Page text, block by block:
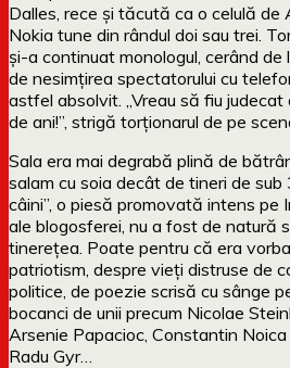
Dalles, rece și tăcută ca o celulă de
Nokia tune din rândul doi sau trei.
și-a continuat monologul, cerând de
de nesimțirea spectatorului cu
astfel absolvit. „Vreau să fiu
de ani!”, strigă torționarul de pe
Sala era mai degrabă plină de
salam cu soia decât de tineri de
câini”, o piesă promovată intens pe
ale blogosferei, nu a fost de natură
tinerețea. Poate pentru că era
patriotism, despre vieți distruse de
politice, de poezie scrisă cu sânge
bocanci de unii precum Nicolae
Arsenie Papacioc, Constantin
Radu Gyr…